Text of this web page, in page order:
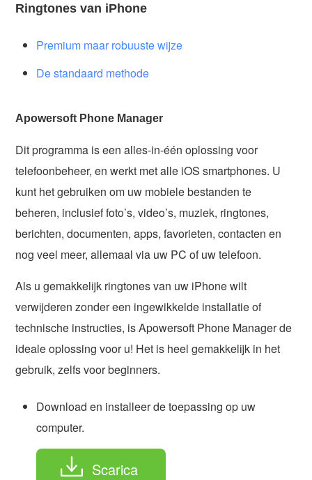
Ringtones van iPhone
Premium maar robuuste wijze
De standaard methode
Apowersoft Phone Manager
Dit programma is een alles-in-één oplossing voor
telefoonbeheer, en werkt met alle iOS smartphones. U
kunt het gebruiken om uw mobiele bestanden te
beheren, inclusief foto’s, video’s, muziek, ringtones,
berichten, documenten, apps, favorieten, contacten en
nog veel meer, allemaal via uw PC of uw telefoon.
Als u gemakkelijk ringtones van uw iPhone wilt
verwijderen zonder een ingewikkelde installatie of
technische instructies, is Apowersoft Phone Manager de
ideale oplossing voor u! Het is heel gemakkelijk in het
gebruik, zelfs voor beginners.
Download en installeer de toepassing op uw
computer.
Scarica